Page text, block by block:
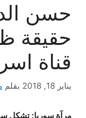
حسن
حقيقة
قناة
يناير 18, 2018 بقلم
مرآة سوريا: تشكل